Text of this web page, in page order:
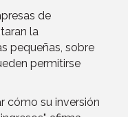
de
la
pequeñas, sobre
permitirse
cómo su inversión